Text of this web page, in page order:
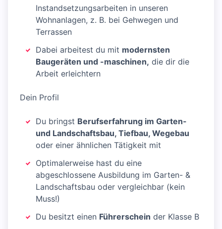
Instandsetzungsarbeiten in unseren
Wohnanlagen, z. B. bei Gehwegen und
Terrassen
Dabei arbeitest du mit modernsten
Baugeräten und -maschinen, die dir die
Arbeit erleichtern
Dein Profil
Du bringst Berufserfahrung im Garten-
und Landschaftsbau, Tiefbau, Wegebau
oder einer ähnlichen Tätigkeit mit
Optimalerweise hast du eine
abgeschlossene Ausbildung im Garten- &
Landschaftsbau oder vergleichbar (kein
Muss!)
Du besitzt einen Führerschein der Klasse B